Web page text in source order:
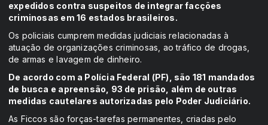
expedidos contra suspeitos de integrar facções
criminosas em 16 estados brasileiros.
Os policiais cumprem medidas judiciais relacionadas à
atuação de organizações criminosas, ao tráfico de drogas,
de armas e lavagem de dinheiro.
De acordo com a Polícia Federal (PF), são 181 mandados
de busca e apreensão, 93 de prisão, além de outras
medidas cautelares autorizadas pelo Poder Judiciário.
As Ficcos são forças-tarefas permanentes, criadas pelo